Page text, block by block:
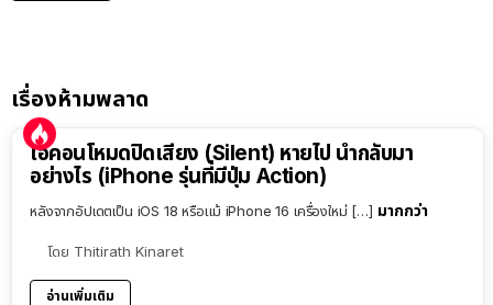
เรื่องห้ามพลาด
ไอคอนโหมดปิดเสียง (Silent) หายไป นำกลับมา
อย่างไร (iPhone รุ่นที่มีปุ่ม Action)
หลังจากอัปเดตเป็น iOS 18 หรือแม้ iPhone 16 เครื่องใหม่ […] มากกว่า
โดย Thitirath Kinaret
อ่านเพิ่มเติม